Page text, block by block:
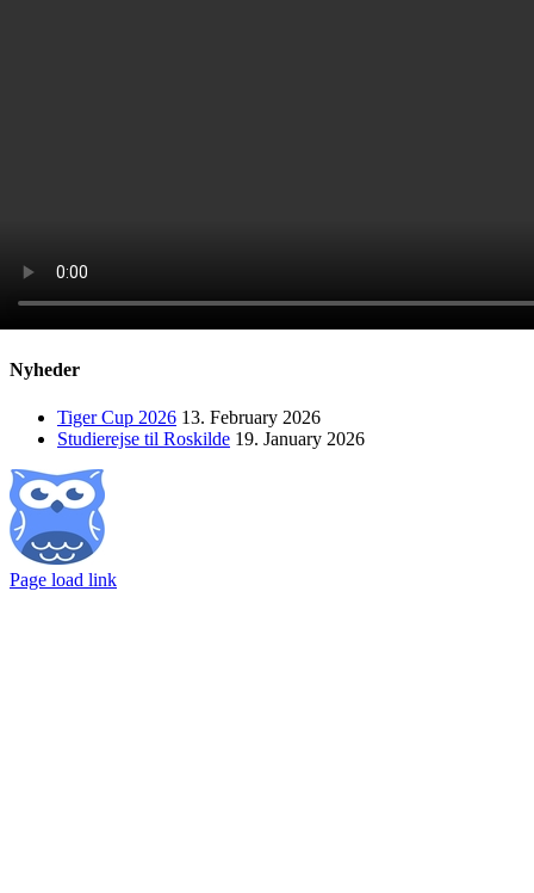
Nyheder
Tiger Cup 2026 13. February 2026
Studierejse til Roskilde 19. January 2026
Facebook
Lectio
Page load link